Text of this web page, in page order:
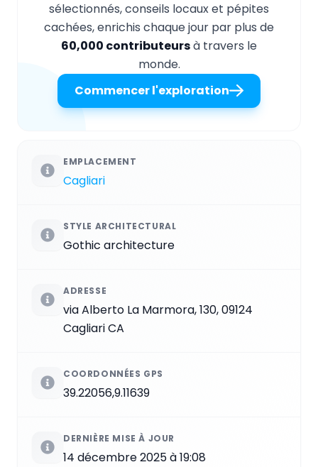
sélectionnés, conseils locaux et pépites
cachées, enrichis chaque jour par plus de
60,000 contributeursà travers le
monde.
Commencer l'exploration
EMPLACEMENT
Cagliari
STYLE ARCHITECTURAL
Gothic architecture
ADRESSE
via Alberto La Marmora, 130, 09124
Cagliari CA
COORDONNÉES GPS
39.22056,9.11639
DERNIÈRE MISE À JOUR
14 décembre 2025 à 19:08